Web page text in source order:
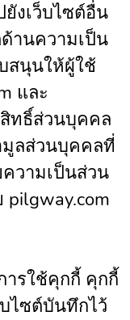
งเว็บไซต์อื่น
านความเป็น
สนุนให้ผู้ใช้
และ
ทธิ์ส่วนบุคคล
มูลส่วนบุคคลที่
วามเป็นส่วน
ารใช้คุกกี้ คุกกี้
ไซต์บันทึกไว้